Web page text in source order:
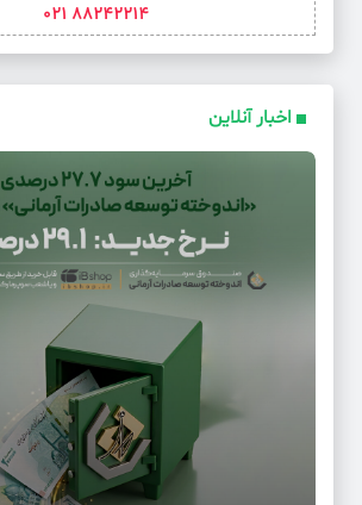
88242214 021
اخبار آنلاین